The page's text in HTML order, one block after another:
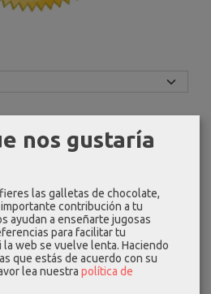
nos gustaría
las galletas de chocolate,
contribución a tu
ayudan a enseñarte jugosas
para facilitar tu
la web se vuelve lenta. Haciendo
que estás de acuerdo con su
lea nuestra política de